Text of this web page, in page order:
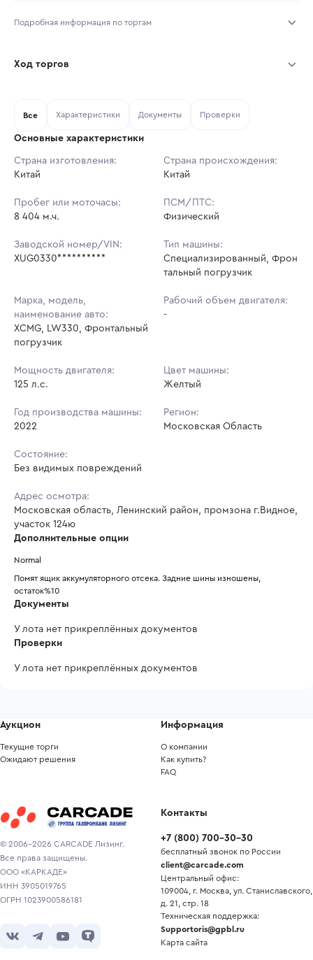
Подробная информация по торгам
Тип аукциона: Открытые торги
Шаг торгов: 30 880 ₽
Кол-во ставок:
Ход торгов
Ставок не найдено
в аукционах
Все Характеристики Документы Проверки
Основные характеристики
Страна изготовления:
Китай
Страна происхождения:
Китай
Пробег или моточасы:
8 404 м.ч.
ПСМ/ПТС:
Физический
Заводской номер/VIN:
XUG0330**********
Тип машины:
Специализированный, Фрон
тальный погрузчик
Марка, модель,
наименование авто:
XCMG, LW330, Фронтальный
погрузчик
Рабочий объем двигателя:
-
Мощность двигателя:
125 л.с.
Цвет машины:
Желтый
Год производства машины:
2022
Регион:
Московская Область
Состояние:
Без видимых повреждений
Адрес осмотра:
Московская область, Ленинский район, промзона г.Видное,
участок 124ю
Дополнительные опции
Normal
Помят ящик аккумуляторного отсека. Задние шины изношены,
остаток%10
Документы
У лота нет прикреплённых документов
Проверки
У лота нет прикреплённых документов
© 2006-2026 CARCADE Лизинг.
Все права защищены.
ООО «КАРКАДЕ»
ИНН 3905019765
ОГРН 1023900586181
Аукцион
Текущие торги
Ожидают решения
Информация
О компании
Как купить?
FAQ
Контакты
+7 (800) 700-30-30
бесплатный звонок по России
client@carcade.com
Центральный офис:
109004, г. Москва, ул. Станиславского,
д. 21, стр. 18
Техническая поддержка:
Supportoris@gpbl.ru
Карта сайта